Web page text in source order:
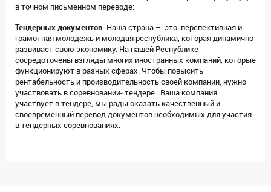
в точном письменном переводе:
Тендерных документов. Наша страна – это перспективная и
грамотная молодежь и молодая республика, которая динамично
развивает свою экономику. На нашей Республике
сосредоточены взгляды многих иностранных компаний, которые
функционируют в разных сферах. Чтобы повысить
рентабельность и производительность своей компании, нужно
участвовать в соревновании- тендере. Ваша компания
участвует в тендере, мы рады оказать качественный и
своевременный перевод документов необходимых для участия
в тендерных соревнованиях.